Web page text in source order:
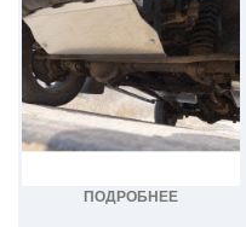
ПОДРОБНЕЕ